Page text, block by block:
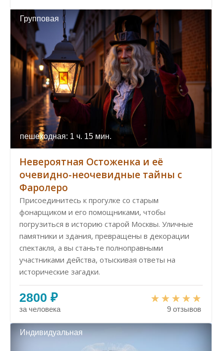
Групповая
пешеходная: 1 ч. 15 мин.
Невероятная Остоженка и её
очевидно-неочевидные тайны с
Фаролеро
Присоединитесь к прогулке со старым
фонарщиком и его помощниками, чтобы
погрузиться в историю старой Москвы. Уличные
памятники и здания, превращены в декорации
спектакля, а вы станьте полноправными
участниками действа, отыскивая ответы на
исторические загадки.
2800 ₽
за человека 9 отзывов
Индивидуальная